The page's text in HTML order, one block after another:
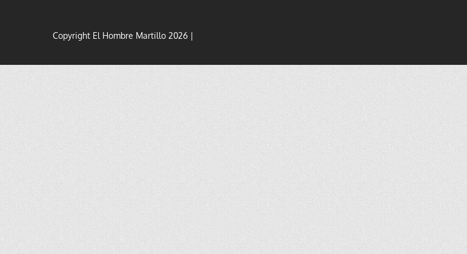
Copyright El Hombre Martillo 2026 |